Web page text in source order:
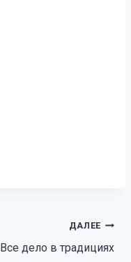
ДАЛЕЕ
Все дело в традициях